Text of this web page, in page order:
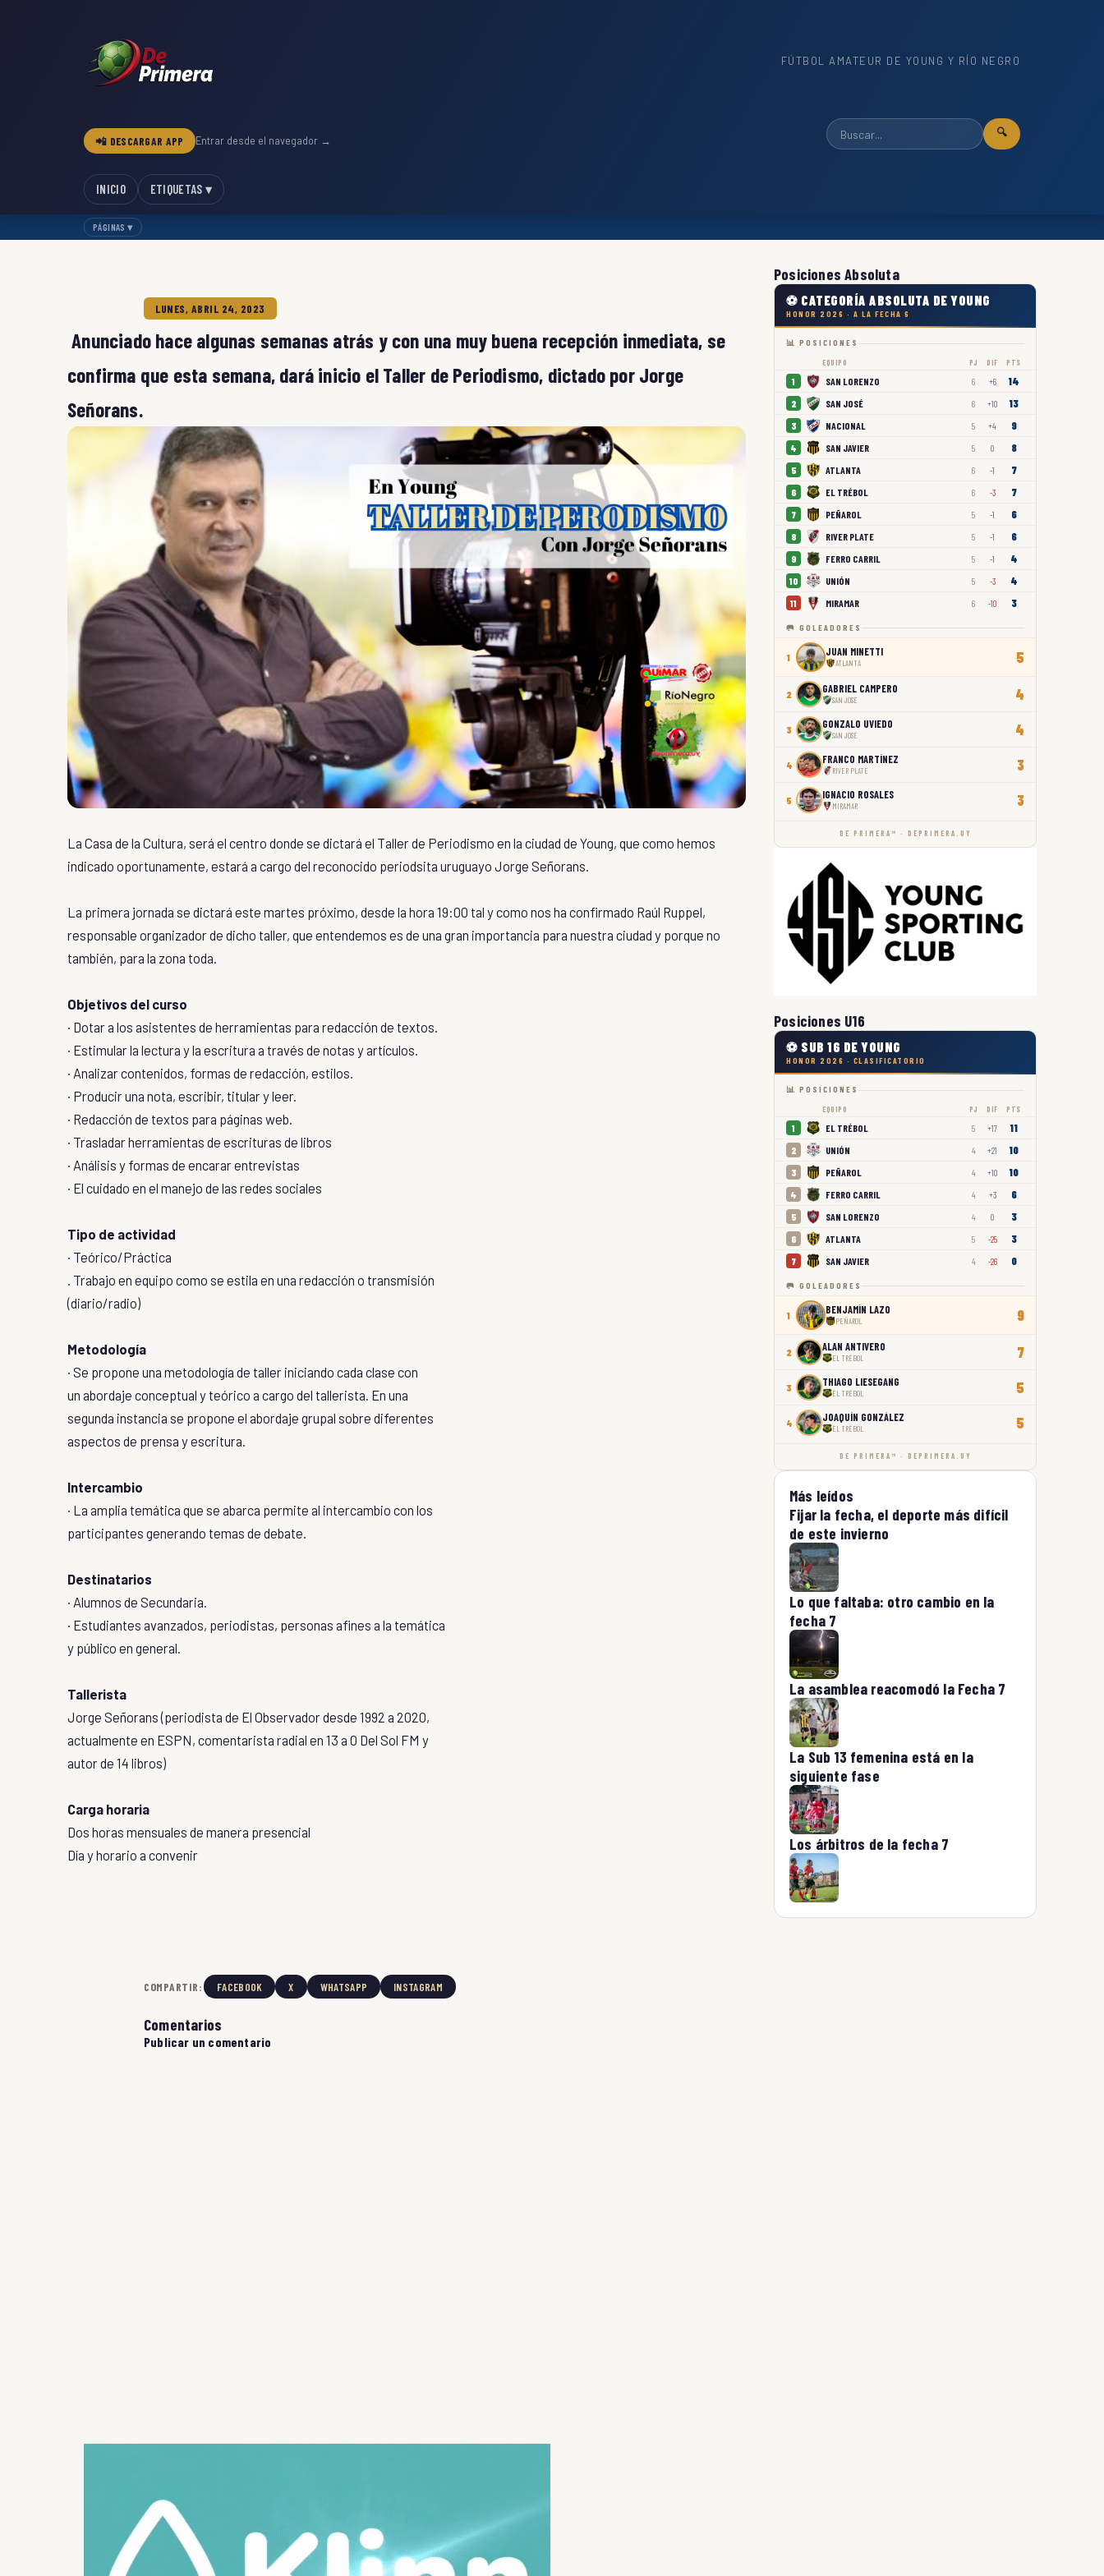
FÚTBOL AMATEUR DE YOUNG Y RÍO NEGRO
📲 DESCARGAR APP Entrar desde el navegador →
🔍
INICIO ETIQUETAS ▾
PÁGINAS ▾
LUNES, ABRIL 24, 2023
Anunciado hace algunas semanas atrás y con una muy buena recepción inmediata, se
confirma que esta semana, dará inicio el Taller de Periodismo, dictado por Jorge
Señorans.
La Casa de la Cultura, será el centro donde se dictará el Taller de Periodismo en la ciudad de Young, que como hemos
indicado oportunamente, estará a cargo del reconocido periodsita uruguayo Jorge Señorans.
La primera jornada se dictará este martes próximo, desde la hora 19:00 tal y como nos ha confirmado Raúl Ruppel,
responsable organizador de dicho taller, que entendemos es de una gran importancia para nuestra ciudad y porque no
también, para la zona toda.
Objetivos del curso
· Dotar a los asistentes de herramientas para redacción de textos.
· Estimular la lectura y la escritura a través de notas y artículos.
· Analizar contenidos, formas de redacción, estilos.
· Producir una nota, escribir, titular y leer.
· Redacción de textos para páginas web.
· Trasladar herramientas de escrituras de libros
· Análisis y formas de encarar entrevistas
· El cuidado en el manejo de las redes sociales
Tipo de actividad
· Teórico/Práctica
. Trabajo en equipo como se estila en una redacción o transmisión
(diario/radio)
Metodología
· Se propone una metodología de taller iniciando cada clase con
un abordaje conceptual y teórico a cargo del tallerista. En una
segunda instancia se propone el abordaje grupal sobre diferentes
aspectos de prensa y escritura.
Intercambio
· La amplia temática que se abarca permite al intercambio con los
participantes generando temas de debate.
Destinatarios
· Alumnos de Secundaria.
· Estudiantes avanzados, periodistas, personas afines a la temática
y público en general.
Tallerista
Jorge Señorans (periodista de El Observador desde 1992 a 2020,
actualmente en ESPN, comentarista radial en 13 a 0 Del Sol FM y
autor de 14 libros)
Carga horaria
Dos horas mensuales de manera presencial
Día y horario a convenir
COMPARTIR: FACEBOOK X WHATSAPP INSTAGRAM
Comentarios
Publicar un comentario
Posiciones Absoluta
⚽ CATEGORÍA ABSOLUTA DE YOUNG
HONOR 2026 · A LA FECHA 6
📊 POSICIONES
EQUIPO PJ DIF PTS
1 SAN LORENZO 6 +6 14
2 SAN JOSÉ 6 +10 13
3 NACIONAL 5 +4 9
4 SAN JAVIER 5 0 8
5 ATLANTA 6 -1 7
6 EL TRÉBOL 6 -3 7
7 PEÑAROL 5 -1 6
8 RIVER PLATE 5 -1 6
9 FERRO CARRIL 5 -1 4
10 UNIÓN 5 -3 4
11 MIRAMAR 6 -10 3
🥅 GOLEADORES
1 JUAN MINETTI
ATLANTA 5
2 GABRIEL CAMPERO
SAN JOSÉ 4
3 GONZALO UVIEDO
SAN JOSÉ 4
4 FRANCO MARTÍNEZ
RIVER PLATE 3
5 IGNACIO ROSALES
MIRAMAR 3
DE PRIMERA™ · DEPRIMERA.UY
Posiciones U16
⚽ SUB 16 DE YOUNG
HONOR 2026 · CLASIFICATORIO
📊 POSICIONES
EQUIPO PJ DIF PTS
1 EL TRÉBOL 5 +17 11
2 UNIÓN 4 +21 10
3 PEÑAROL 4 +10 10
4 FERRO CARRIL 4 +3 6
5 SAN LORENZO 4 0 3
6 ATLANTA 5 -25 3
7 SAN JAVIER 4 -26 0
🥅 GOLEADORES
1 BENJAMÍN LAZO
PEÑAROL 9
2 ALAN ANTIVERO
EL TRÉBOL 7
3 THIAGO LIESEGANG
EL TRÉBOL 5
4 JOAQUÍN GONZÁLEZ
EL TRÉBOL 5
DE PRIMERA™ · DEPRIMERA.UY
Más leídos
Fijar la fecha, el deporte más difícil
de este invierno
Lo que faltaba: otro cambio en la
fecha 7
La asamblea reacomodó la Fecha 7
La Sub 13 femenina está en la
siguiente fase
Los árbitros de la fecha 7